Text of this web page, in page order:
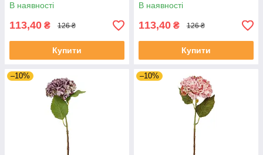
В наявності
113,40 ₴ 126 ₴
Купити
В наявності
113,40 ₴ 126 ₴
Купити
–10% –10%